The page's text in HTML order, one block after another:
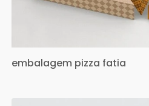
embalagem pizza fatia